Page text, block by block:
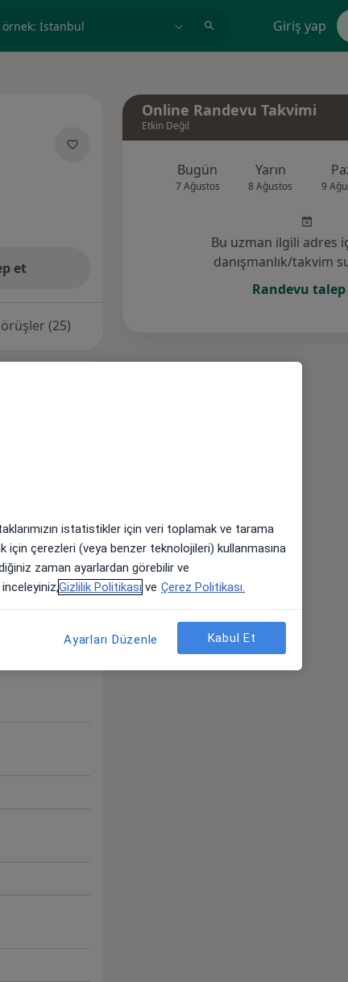
örnek: İstanbul Giriş yap
et
(25)
Online Randevu Takvimi
Etkin Değil
Bugün
7 Ağustos
Yarın
8 Ağustos 9
Bu uzman ilgili adres
danışmanlık/takvim
Randevu
istatistikler için veri toplamak ve tarama
için çerezleri (veya benzer teknolojileri) kullanmasına
zaman ayarlardan görebilir ve
Gizlilik Politikası ve Çerez Politikası.
Ayarları Düzenle Kabul Et